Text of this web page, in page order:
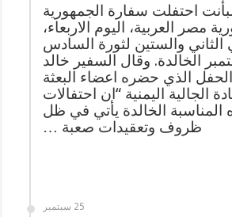
احتفلت سفارة الجمهورية
مصر العربية، اليوم الاربعاء،
الثاني والستين لثورة السادس
الخالدة. وقال السفير خالد
الذي حضره اعضاء البعثة
الجالية اليمنية “ان احتفالات
المناسبة الخالدة يأتي في ظل
ظروف وتعقيدات صعبة …
25 سبتمبر